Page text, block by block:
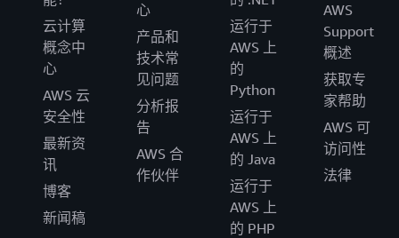
云计算
概念中
心
AWS 云
安全性
最新资
讯
博客
新闻稿
心
产品和
技术常
见问题
分析报
告
AWS 合
作伙伴
运行于
AWS 上
的
Python
运行于
AWS 上
的 Java
运行于
AWS 上
的 PHP
AWS
Support
概述
获取专
家帮助
AWS 可
访问性
法律